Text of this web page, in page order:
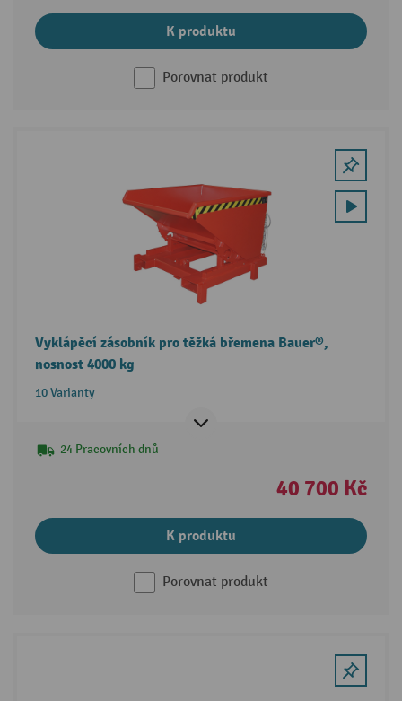
K produktu
Porovnat produkt
Vyklápěcí zásobník pro těžká břemena Bauer®,
nosnost 4000 kg
10 Varianty
24 Pracovních dnů
40 700 Kč
K produktu
Porovnat produkt